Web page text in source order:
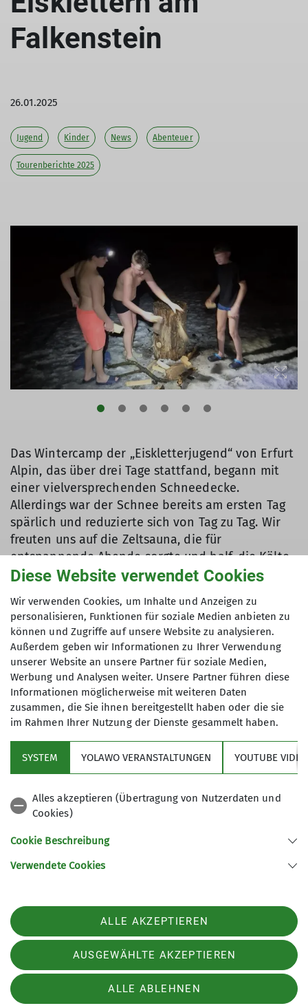
Falkenstein
26.01.2025
Jugend Kinder News Abenteuer
Tourenberichte 2025
Das Wintercamp der „Eiskletterjugend“ von Erfurt
Alpin, das über drei Tage stattfand, begann mit
einer vielversprechenden Schneedecke.
Allerdings war der Schnee bereits am ersten Tag
spärlich und reduzierte sich von Tag zu Tag. Wir
freuten uns auf die Zeltsauna, die für
entspannende Abende sorgte und half, die Kälte
des Winters zu vergessen.
Am zweiten Tag wurde das Eisklettern zum
Höhepunkt des Programms, wobei sich viele
Kletterer an die gefrorenen Wände wagten. Es war
schon ein komisches Gefühl, nur mit den Zacken
der Eisbeile und Steigeisen, am „gefrorenen
Wasserfall“ aufzusteigen. Gleichzeitig übten wir
das Abseilen am Felsen und hatten auch viel
Spaß beim Rodeln, was die verbleibenden
Schneefelder zum intensiven Spielplatz werden
ließ. Am Abend wurde viel am Lagerfeuer und in
der Hütte gesungen, während die Temperaturen in
der frostigen Nacht weiter sanken.
Diese Website verwendet Cookies
Wir verwenden Cookies, um Inhalte und Anzeigen zu
personalisieren, Funktionen für soziale Medien anbieten zu
können und Zugriffe auf unsere Website zu analysieren.
Außerdem geben wir Informationen zu Ihrer Verwendung
unserer Website an unsere Partner für soziale Medien,
Werbung und Analysen weiter. Unsere Partner führen diese
Informationen möglicherweise mit weiteren Daten
zusammen, die Sie ihnen bereitgestellt haben oder die sie
im Rahmen Ihrer Nutzung der Dienste gesammelt haben.
SYSTEM YOLAWO VERANSTALTUNGEN YOUTUBE
Alles akzeptieren (Übertragung von Nutzerdaten und
Cookies)
Cookie Beschreibung
Verwendete Cookies
ALLE AKZEPTIEREN
AUSGEWÄHLTE AKZEPTIEREN
ALLE ABLEHNEN